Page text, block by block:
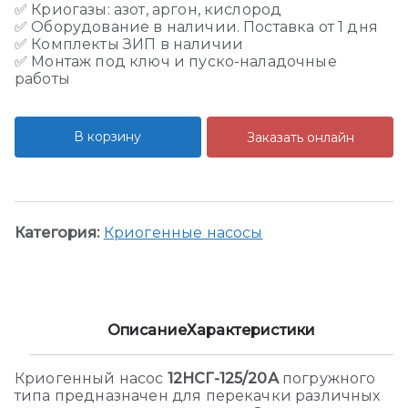
✅ Криогазы: азот, аргон, кислород
✅ Оборудование в наличии. Поставка от 1 дня
✅ Комплекты ЗИП в наличии
✅ Монтаж под ключ и пуско-наладочные
работы
В корзину Заказать онлайн
Категория: Криогенные насосы
ОписаниеХарактеристики
Криогенный насос 12НСГ-125/20Апогружного
типа предназначен для перекачки различных